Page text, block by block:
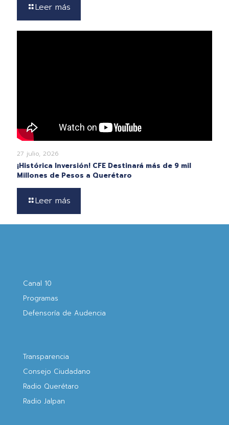
Leer más
27 julio, 2026
¡Histórica Inversión! CFE Destinará más de 9 mil
Millones de Pesos a Querétaro
Leer más
Canal 10
Programas
Defensoría de Audencia
Transparencia
Consejo Ciudadano
Radio Querétaro
Radio Jalpan